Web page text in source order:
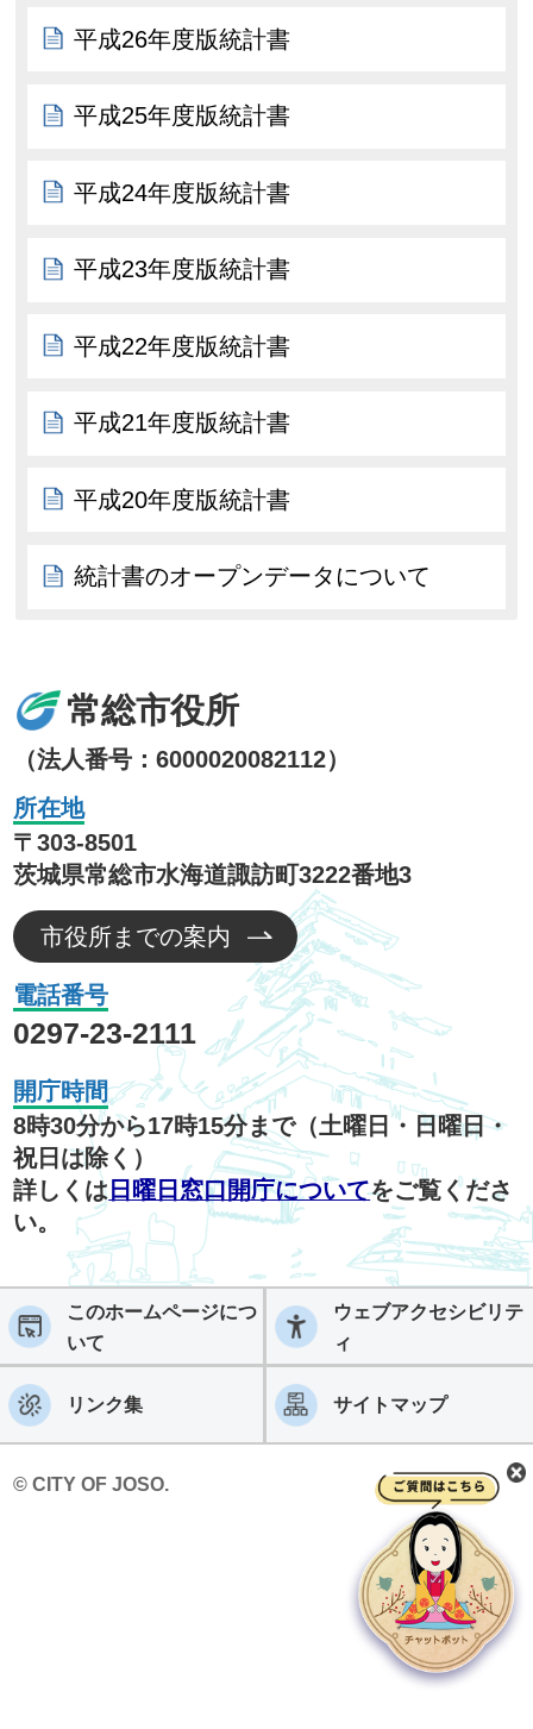
平成26年度版統計書
平成25年度版統計書
平成24年度版統計書
平成23年度版統計書
平成22年度版統計書
平成21年度版統計書
平成20年度版統計書
統計書のオープンデータについて
常総市役所
（法人番号：6000020082112）
所在地
〒303-8501
茨城県常総市水海道諏訪町3222番地3
市役所までの案内
電話番号
0297-23-2111
開庁時間
8時30分から17時15分まで（土曜日・日曜日・
祝日は除く）
詳しくは 日曜日窓口開庁についてをご覧くださ
い。
このホームページにつ
いて
ウェブアクセシビリテ
ィ
リンク集 サイトマップ
© CITY OF JOSO.